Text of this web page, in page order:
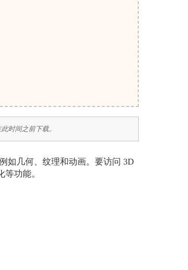
时间之前下载。
如几何、纹理和动画。要访问 3D
功能。